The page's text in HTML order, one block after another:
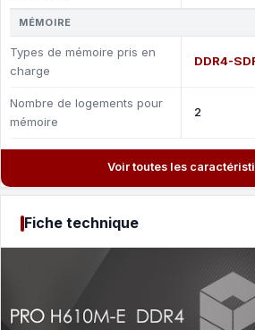
MÉMOIRE
Types de mémoire pris en
charge
DDR4-
Nombre de logements pour
mémoire
2
Voir toutes les
Fiche technique